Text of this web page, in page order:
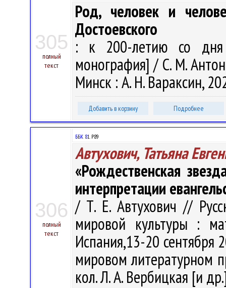
305
полный
текст
Род, человек и
Достоевского
: к 200-летию со дня
монография] / С. М.
Минск : А. Н. Вараксин,
Добавить в корзину Подробнее
306
полный
текст
ББК 81.Р89
Автухович, Татьяна
«Рождественская
интерпретации
/ Т. Е. Автухович //
мировой культуры :
Испания,13-20 сентября
мировом литературном
кол. Л. А. Вербицкая [и